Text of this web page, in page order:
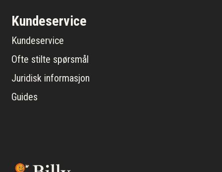
Kundeservice
Kundeservice
Ofte stilte spørsmål
Juridisk informasjon
Guides